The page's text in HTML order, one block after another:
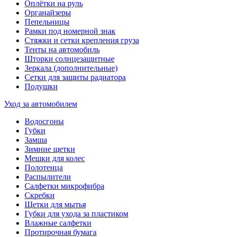
Оплётки на руль
Органайзеры
Пепельницы
Рамки под номерной знак
Стяжки и сетки крепления груза
Тенты на автомобиль
Шторки солнцезащитные
Зеркала (дополнительные)
Сетки для защиты радиатора
Подушки
Уход за автомобилем
Водосгоны
Губки
Замша
Зимние щетки
Мешки для колес
Полотенца
Распылители
Салфетки микрофибра
Скребки
Щетки для мытья
Губки для ухода за пластиком
Влажные салфетки
Протирочная бумага